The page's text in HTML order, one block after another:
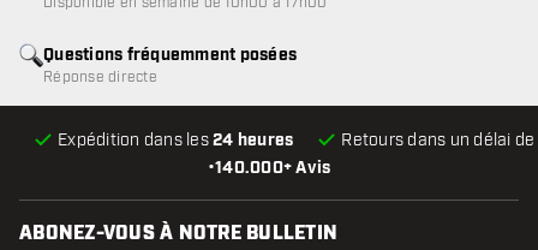
•140.000+ Avis
Expédition dans les24 heures Retours dans un délai de
Questions fréquemment posées
Réponse directe
ABONEZ-VOUS À NOTRE BULLETIN